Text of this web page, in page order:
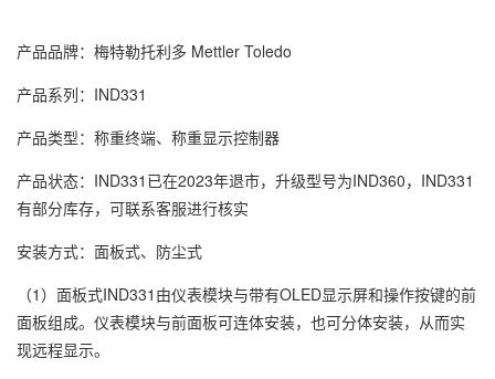
产品品牌：梅特勒托利多 Mettler Toledo
产品系列：IND331
产品类型：称重终端、称重显示控制器
产品状态：IND331已在2023年退市，升级型号为IND360，IND331
有部分库存，可联系客服进行核实
安装方式：面板式、防尘式
（1）面板式IND331由仪表模块与带有OLED显示屏和操作按键的前
面板组成。仪表模块与前面板可连体安装，也可分体安装，从而实
现远程显示。